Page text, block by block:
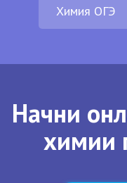
Химия ОГЭ
Начни
химии